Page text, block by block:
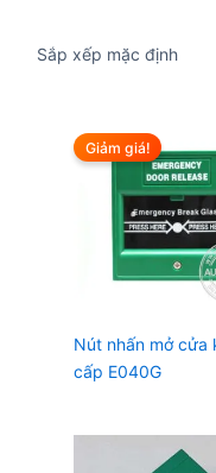
Giảm giá!
Nút nhấn mở cửa
cấp E040G